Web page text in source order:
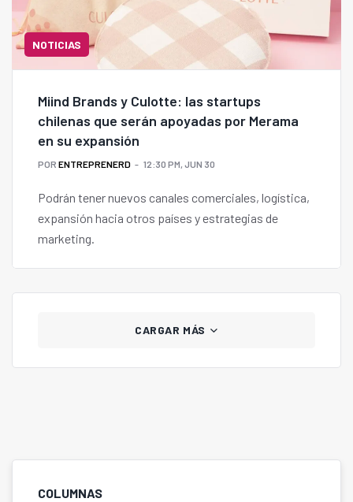
NOTICIAS
Miind Brands y Culotte: las startups
chilenas que serán apoyadas por Merama
en su expansión
POR ENTREPRENERD 12:30 PM, JUN 30
Podrán tener nuevos canales comerciales, logística,
expansión hacia otros países y estrategias de
marketing.
CARGAR MÁS
COLUMNAS